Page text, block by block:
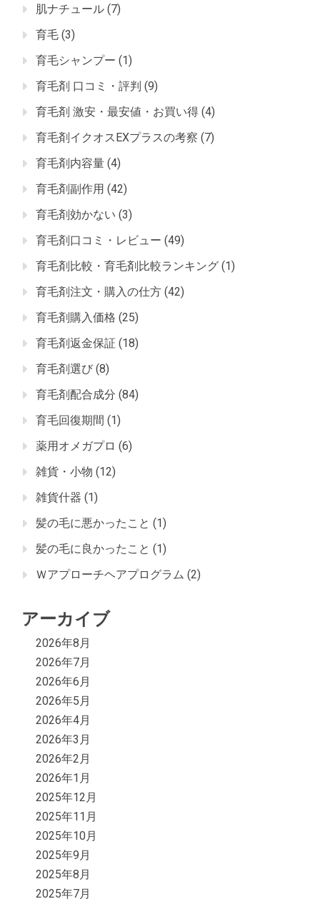
肌ナチュール (7)
育毛 (3)
育毛シャンプー (1)
育毛剤 口コミ・評判 (9)
育毛剤 激安・最安値・お買い得 (4)
育毛剤イクオスEXプラスの考察 (7)
育毛剤内容量 (4)
育毛剤副作用 (42)
育毛剤効かない (3)
育毛剤口コミ・レビュー (49)
育毛剤比較・育毛剤比較ランキング (1)
育毛剤注文・購入の仕方 (42)
育毛剤購入価格 (25)
育毛剤返金保証 (18)
育毛剤選び (8)
育毛剤配合成分 (84)
育毛回復期間 (1)
薬用オメガプロ (6)
雑貨・小物 (12)
雑貨什器 (1)
髪の毛に悪かったこと (1)
髪の毛に良かったこと (1)
Ｗアプローチヘアプログラム (2)
アーカイブ
2026年8月
2026年7月
2026年6月
2026年5月
2026年4月
2026年3月
2026年2月
2026年1月
2025年12月
2025年11月
2025年10月
2025年9月
2025年8月
2025年7月